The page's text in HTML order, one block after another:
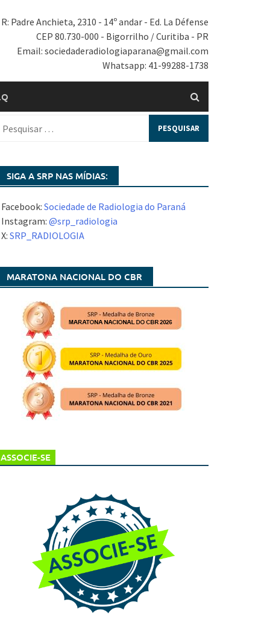
R: Padre Anchieta, 2310 - 14º andar - Ed. La Défense
CEP 80.730-000 - Bigorrilho / Curitiba - PR
Email: sociedaderadiologiaparana@gmail.com
Whatsapp: 41-99288-1738
SIGA A SRP NAS MÍDIAS:
Sociedade de Radiologia do Paraná
@srp_radiologia
SRP_RADIOLOGIA
MARATONA NACIONAL DO CBR
SE